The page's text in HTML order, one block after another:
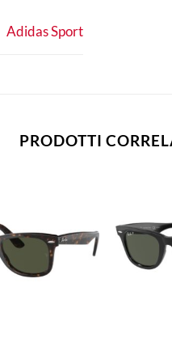
Adidas Sport
PRODOTTI